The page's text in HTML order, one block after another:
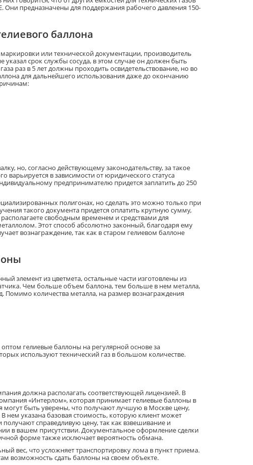
Они предназначены для поддержания рабочего давления 150-
баллона
или технической документации, производитель
срок службы сосуда, в этом случае он должен быть
раз в 5 лет должны проходить освидетельствование, но во
для дальнейшего использования даже до окончанию
но, согласно действующему законодательству, за такое
в зависимости от юридического статуса
предпринимателю придется заплатить до 250
полигонах, но сделать это можно только при
такого документа придется оплатить крупную сумму,
свободным временем и средствами для
Этот способ абсолютно законный, благодаря ему
вознаграждение, так как в старом гелиевом баллоне
элемент из цветмета, остальные части изготовлены из
Чем больше объем баллона, тем больше в нем металла,
количества металла, на размер вознаграждения
гелиевые баллоны на регулярной основе за
используют технический газ в большом количестве.
должна располагать соответствующей лицензией. В
«Интерлом», которая принимает гелиевые баллоны в
могут быть уверены, что получают лучшую в Москве цену,
указана базовая стоимость, которую клиент может
справедливую цену, так как взвешивание и
в вашем присутствии. Документальное оформление сделки
форме также исключает вероятность обмана.
вес, что усложняет транспортировку лома в пункт приема.
возможность сдать баллоны на своем объекте.